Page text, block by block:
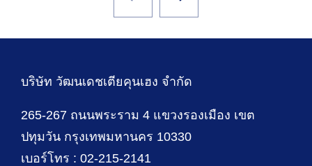
บริษัท วัฒนเดชเตียคุนเฮง จำกัด
265-267 ถนนพระราม 4 แขวงรองเมือง เขต
ปทุมวัน กรุงเทพมหานคร 10330
เบอร์โทร : 02-215-2141